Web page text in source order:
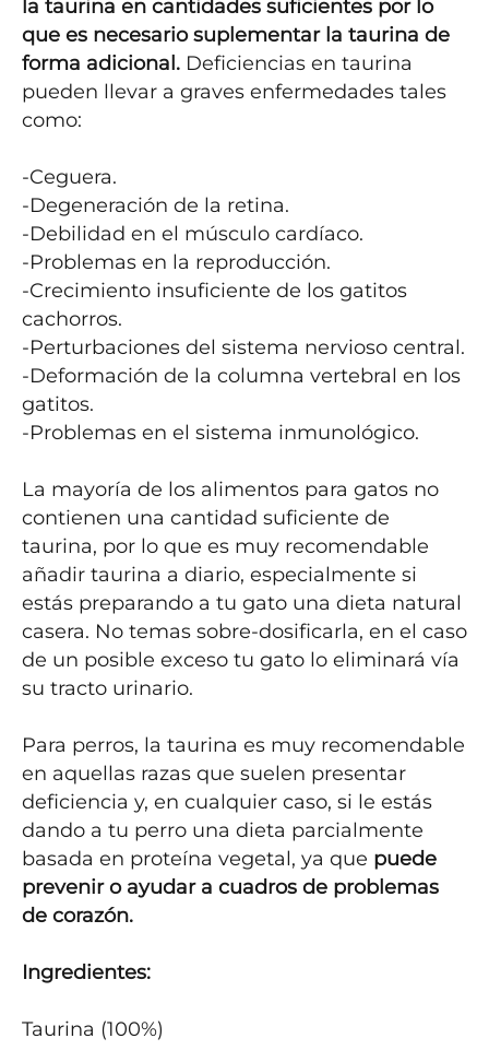
la taurina en cantidades suficientes por lo
que es necesario suplementar la taurina de
forma adicional. Deficiencias en taurina
pueden llevar a graves enfermedades tales
como:
-Ceguera.
-Degeneración de la retina.
-Debilidad en el músculo cardíaco.
-Problemas en la reproducción.
-Crecimiento insuficiente de los gatitos
cachorros.
-Perturbaciones del sistema nervioso central.
-Deformación de la columna vertebral en los
gatitos.
-Problemas en el sistema inmunológico.
La mayoría de los alimentos para gatos no
contienen una cantidad suficiente de
taurina, por lo que es muy recomendable
añadir taurina a diario, especialmente si
estás preparando a tu gato una dieta natural
casera. No temas sobre-dosificarla, en el caso
de un posible exceso tu gato lo eliminará vía
su tracto urinario.
Para perros, la taurina es muy recomendable
en aquellas razas que suelen presentar
deficiencia y, en cualquier caso, si le estás
dando a tu perro una dieta parcialmente
basada en proteína vegetal, ya que puede
prevenir o ayudar a cuadros de problemas
de corazón.
Ingredientes:
Taurina (100%)